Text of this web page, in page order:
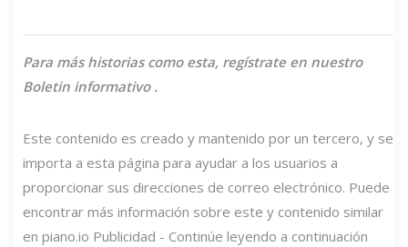
Para más historias como esta, regístrate en nuestro
Boletin informativo.
Este contenido es creado y mantenido por un tercero, y se
importa a esta página para ayudar a los usuarios a
proporcionar sus direcciones de correo electrónico. Puede
encontrar más información sobre este y contenido similar
en piano.io Publicidad - Continúe leyendo a continuación